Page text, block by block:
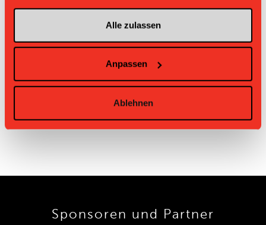
Alle zulassen
Anpassen
Ablehnen
Hurricanes
Nesslau Sharks II
09.11.2025 11:50
Hurricanes
Nesslau
2:22
Sponsoren und Partner